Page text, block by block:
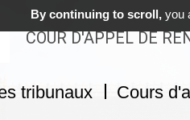
COUR D'APPEL DE
tribunaux Cours
By continuing to scroll, you